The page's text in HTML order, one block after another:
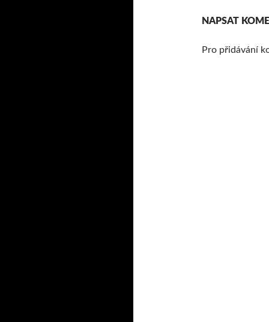
NAPSAT
Pro přidávání